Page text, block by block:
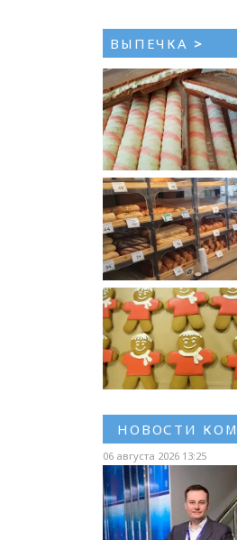
ВЫПЕЧКА >
НОВОСТИ
06 августа 2026 13:25